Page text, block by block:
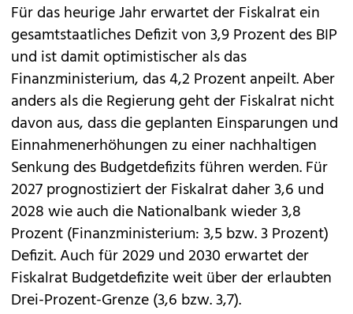
Für das heurige Jahr erwartet der Fiskalrat ein
gesamtstaatliches Defizit von 3,9 Prozent des BIP
und ist damit optimistischer als das
Finanzministerium, das 4,2 Prozent anpeilt. Aber
anders als die Regierung geht der Fiskalrat nicht
davon aus, dass die geplanten Einsparungen und
Einnahmenerhöhungen zu einer nachhaltigen
Senkung des Budgetdefizits führen werden. Für
2027 prognostiziert der Fiskalrat daher 3,6 und
2028 wie auch die Nationalbank wieder 3,8
Prozent (Finanzministerium: 3,5 bzw. 3 Prozent)
Defizit. Auch für 2029 und 2030 erwartet der
Fiskalrat Budgetdefizite weit über der erlaubten
Drei-Prozent-Grenze (3,6 bzw. 3,7).